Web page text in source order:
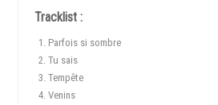
Tracklist :
Parfois si sombre
Tu sais
Tempête
Venins